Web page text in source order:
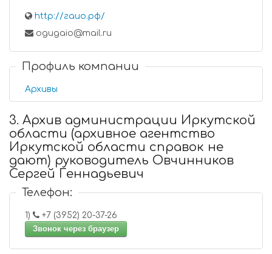
http://гаио.рф/
ogugaio@mail.ru
Профиль компании
Архивы
3. Архив администрации Иркутской
области (архивное агентство
Иркутской области справок не
дают) руководитель Овчинников
Сергей Геннадьевич
Телефон:
1)
+7 (3952) 20-37-26
Звонок через браузер